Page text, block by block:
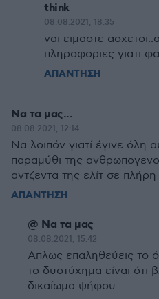
think
08.08.2021, 18:35
ναι ειμαστε
πληροφοριες γιατι
ΑΠΑΝΤΗΣΗ
Να τα μας...
08.08.2021, 12:14
Να λοιπόν γιατί έγινε όλη
παραμύθι της
αντζεντα της ελίτ σε πλήρη
ΑΠΑΝΤΗΣΗ
@ Να τα μας
08.08.2021, 15:42
Απλως επαληθεύεις το
το δυστύχημα είναι
δικαίωμα ψήφου